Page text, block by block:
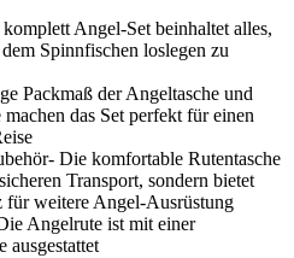
Angel-Set beinhaltet alles,
Spinnfischen loslegen zu
Packmaß der Angeltasche und
das Set perfekt für einen
Die komfortable Rutentasche
Transport, sondern bietet
für weitere Angel-Ausrüstung
Angelrute ist mit einer
ausgestattet